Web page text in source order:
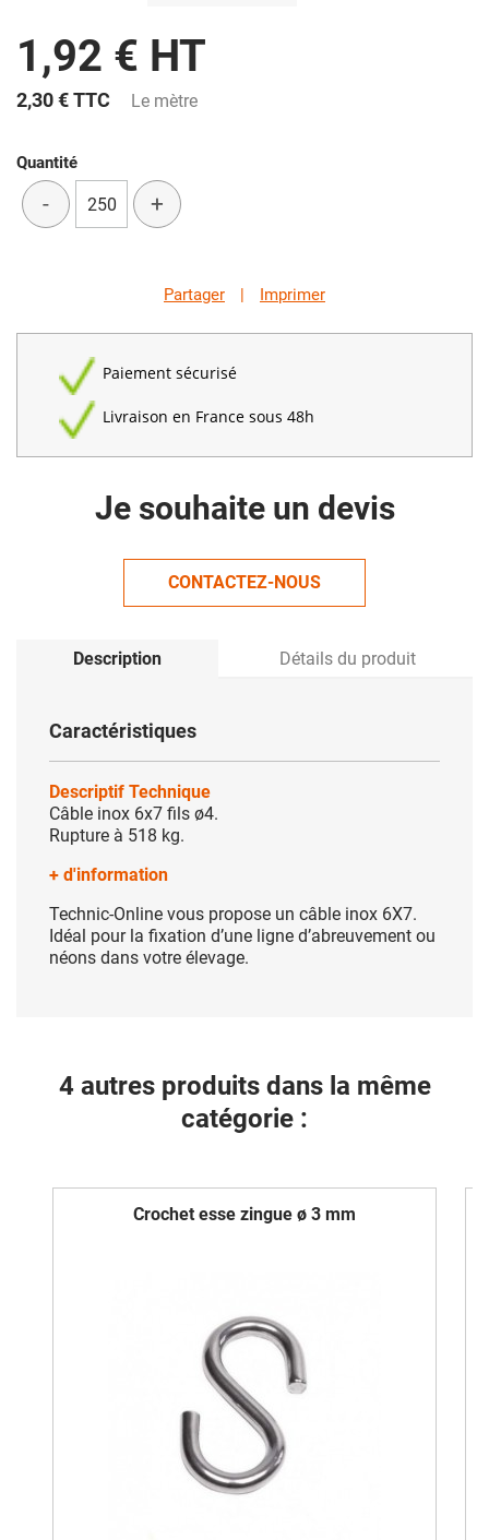
1,92 € HT
2,30 €TTC Le mètre
Quantité
- +
Partager | Imprimer
Paiement sécurisé
Livraison en France sous 48h
Je souhaite un devis
CONTACTEZ-NOUS
Description Détails du produit
Caractéristiques
Descriptif Technique
Câble inox 6x7 fils ø4.
Rupture à 518 kg.
+ d'information
Technic-Online vous propose un câble inox 6X7.
Idéal pour la fixation d’une ligne d’abreuvement ou
néons dans votre élevage.
4 autres produits dans la même
catégorie :
Crochet esse zingue ø 3 mm